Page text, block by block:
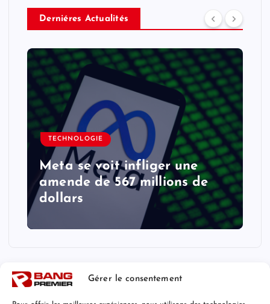
Gérer le consentement
Derniéres Actualités
TECHNOLOGIE
Meta se voit infliger une
amende de 567 millions de
dollars